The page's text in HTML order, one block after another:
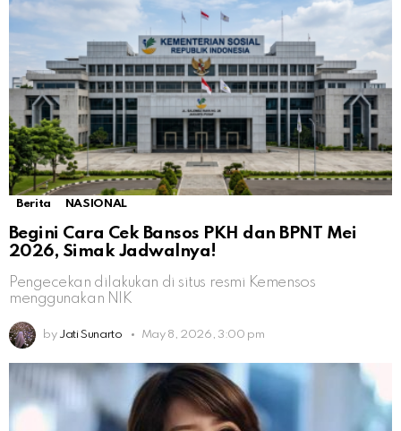
Berita NASIONAL
Begini Cara Cek Bansos PKH dan BPNT Mei
2026, Simak Jadwalnya!
Pengecekan dilakukan di situs resmi Kemensos
menggunakan NIK
by Jati Sunarto May 8, 2026, 3:00 pm